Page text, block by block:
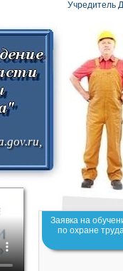
Учредитель
,
Заявка на
по охране